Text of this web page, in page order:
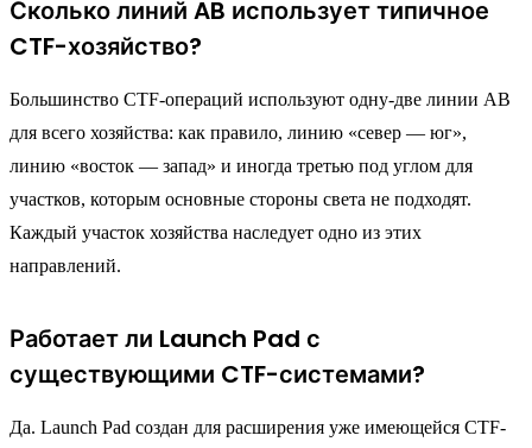
Сколько линий AB использует типичное
CTF-хозяйство?
Большинство CTF-операций используют одну-две линии AB
для всего хозяйства: как правило, линию «север — юг»,
линию «восток — запад» и иногда третью под углом для
участков, которым основные стороны света не подходят.
Каждый участок хозяйства наследует одно из этих
направлений.
Работает ли Launch Pad с
существующими CTF-системами?
Да. Launch Pad создан для расширения уже имеющейся CTF-